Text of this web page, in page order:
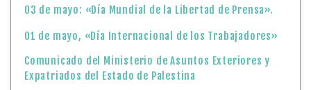
03 de mayo: «Día Mundial de la Libertad de Prensa».
01 de mayo, «Día Internacional de los Trabajadores»
Comunicado del Ministerio de Asuntos Exteriores y
Expatriados del Estado de Palestina